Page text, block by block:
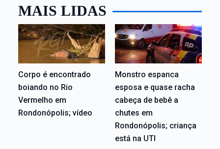
MAIS LIDAS
Corpo é encontrado
boiando no Rio
Vermelho em
Rondonópolis; vídeo
Monstro espanca
esposa e quase racha
cabeça de bebê a
chutes em
Rondonópolis; criança
está na UTI